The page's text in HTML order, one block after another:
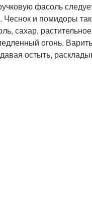
фасоль
Чеснок и помидоры
сахар,
огонь.
остыть,